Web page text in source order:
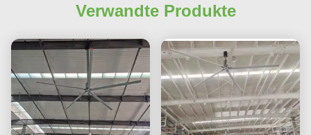
Verwandte Produkte